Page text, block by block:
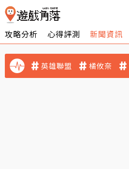
攻略分析 心得評測 新聞資訊
英雄聯盟 橘攸奈